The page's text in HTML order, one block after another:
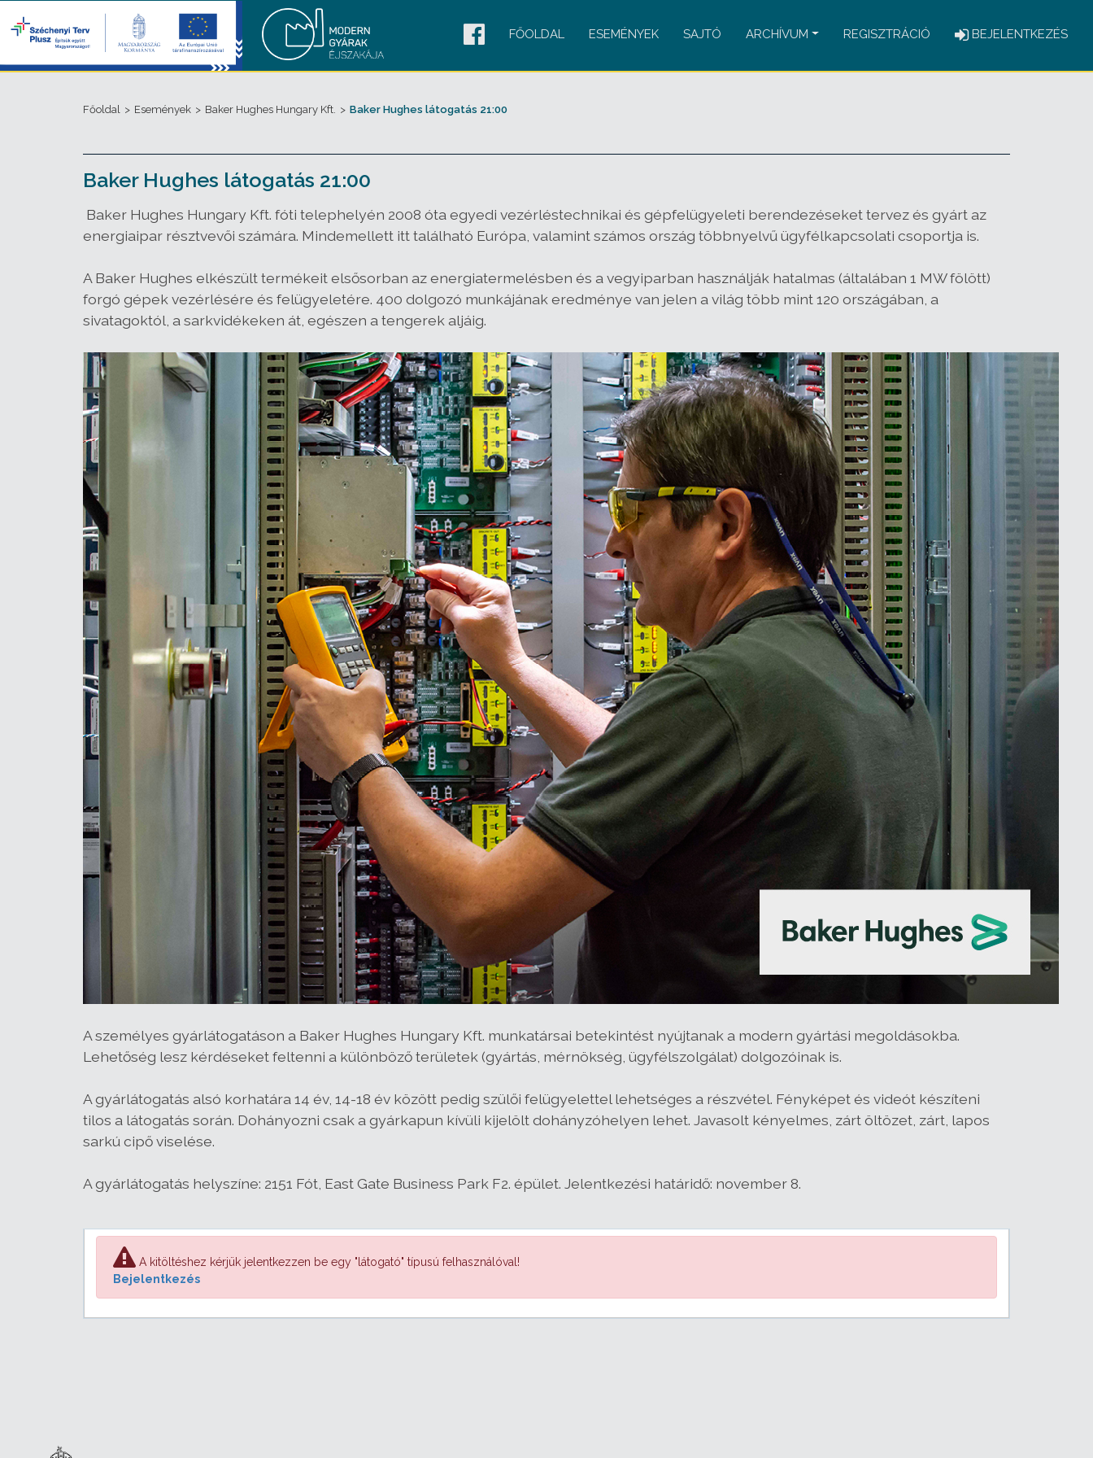
FŐOLDAL ESEMÉNYEK SAJTÓ ARCHÍVUM REGISZTRÁCIÓ BEJELENTKEZÉS
Főoldal > Események > Baker Hughes Hungary Kft. > Baker Hughes látogatás 21:00
Baker Hughes látogatás 21:00
Baker Hughes Hungary Kft. fóti telephelyén 2008 óta egyedi vezérléstechnikai és gépfelügyeleti berendezéseket tervez és gyárt az
energiaipar résztvevői számára. Mindemellett itt található Európa, valamint számos ország többnyelvű ügyfélkapcsolati csoportja is.
A Baker Hughes elkészült termékeit elsősorban azenergiatermelésben és a vegyiparban használják hatalmas (általában 1 MW fölött)
forgó gépek vezérlésére és felügyeletére. 400 dolgozó munkájának eredménye van jelen a világ több mint 120 országában, a
sivatagoktól, a sarkvidékeken át, egészen a tengerek aljáig.
Aszemélyes gyárlátogatáson a Baker Hughes Hungary Kft. munkatársai betekintést nyújtanak a modern gyártási megoldásokba.
Lehetőség lesz kérdéseket feltenni a különböző területek (gyártás, mérnökség, ügyfélszolgálat) dolgozóinak is.
A gyárlátogatás alsó korhatára 14 év, 14-18 év között pedig szülői felügyelettel lehetséges a részvétel. Fényképet és videót készíteni
tilos a látogatás során. Dohányozni csak a gyárkapun kívüli kijelölt dohányzóhelyen lehet. Javasolt kényelmes, zárt öltözet, zárt, lapos
sarkú cipő viselése.
A gyárlátogatás helyszíne: 2151 Fót, East Gate Business Park F2. épület. Jelentkezési határidő: november 8.
A kitöltéshez kérjük jelentkezzen be egy "látogató" típusú felhasználóval!
Bejelentkezés